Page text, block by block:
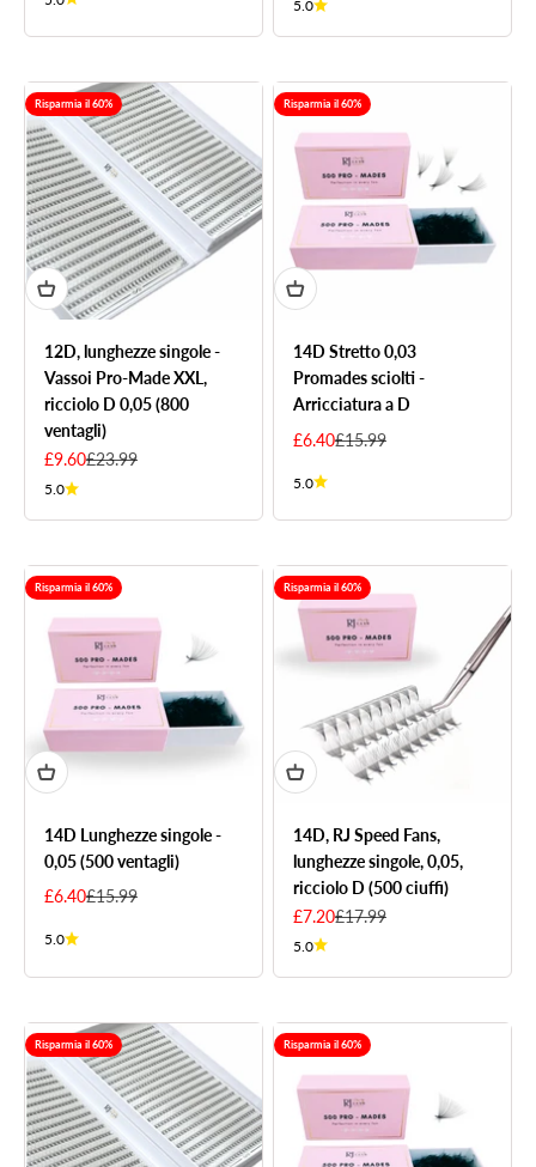
5.0
Risparmia il 60%
12D, lunghezze singole -
Vassoi Pro-Made XXL,
ricciolo D 0,05 (800
ventagli)
Sale price
£9.60Regular price
£23.99
5.0
Risparmia il 60%
14D Stretto 0,03
Promades sciolti -
Arricciatura a D
Sale price
£6.40Regular price
£15.99
5.0
Risparmia il 60%
14D Lunghezze singole -
0,05 (500 ventagli)
Sale price
£6.40Regular price
£15.99
5.0
Risparmia il 60%
14D, RJ Speed Fans,
lunghezze singole, 0,05,
ricciolo D (500 ciuffi)
Sale price
£7.20Regular price
£17.99
5.0
Risparmia il 60% Risparmia il 60%